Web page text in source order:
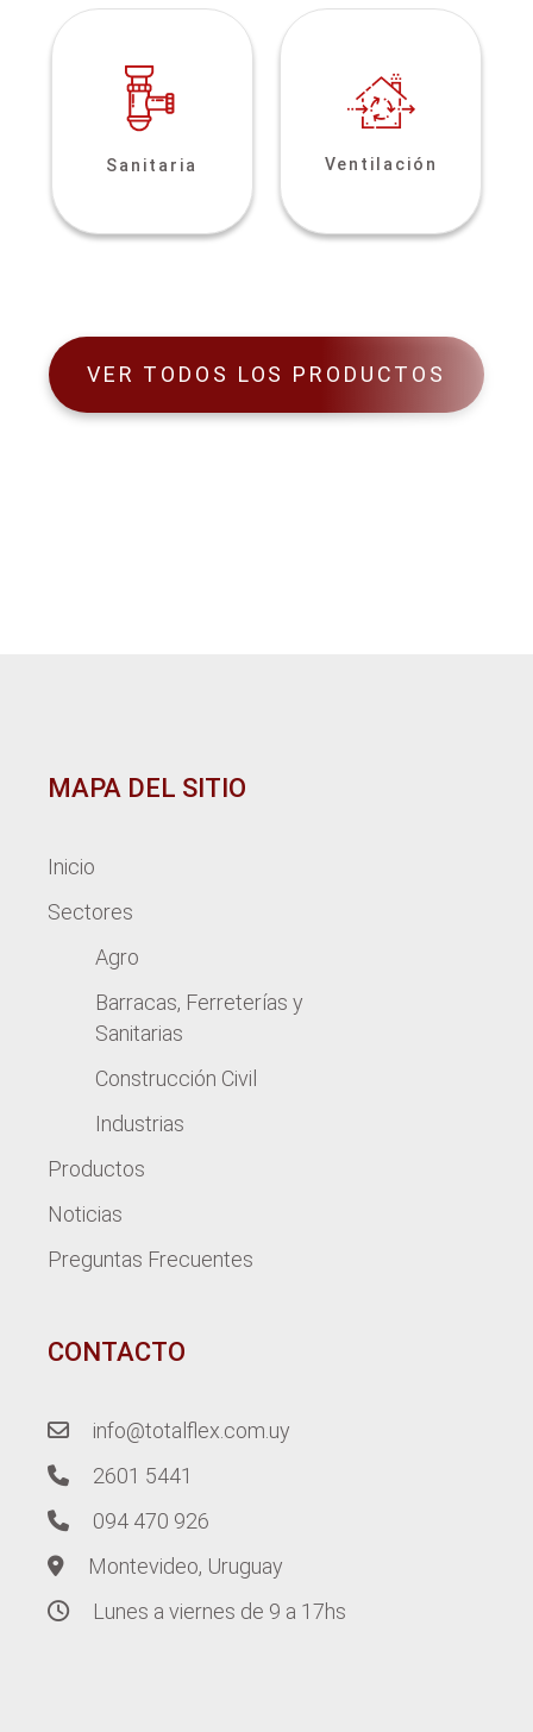
Sanitaria Ventilación
VER TODOS LOS PRODUCTOS
MAPA DEL SITIO
Inicio
Sectores
Agro
Barracas, Ferreterías y
Sanitarias
Construcción Civil
Industrias
Productos
Noticias
Preguntas Frecuentes
CONTACTO
info@totalflex.com.uy
2601 5441
094 470 926
Montevideo, Uruguay
Lunes a viernes de 9 a 17hs